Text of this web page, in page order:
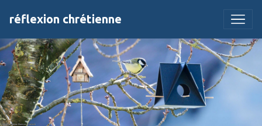
réflexion chrétienne